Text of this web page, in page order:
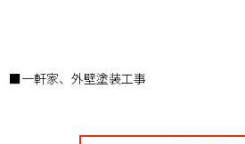
■一軒家、外壁塗装工事